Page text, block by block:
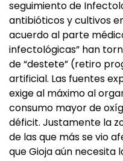
seguimiento de
antibióticos y cultivos
acuerdo al parte
infectológicas” han
de “destete” (retiro
artificial. Las fuentes
exige al máximo al
consumo mayor de
déficit. Justamente la
de las que más se vio
que Gioja aún necesita